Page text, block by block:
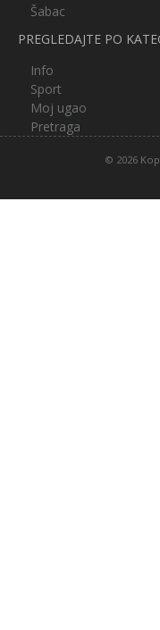
Šabac
PREGLEDAJTE PO
Info
Sport
Moj ugao
Pretraga
© 2026